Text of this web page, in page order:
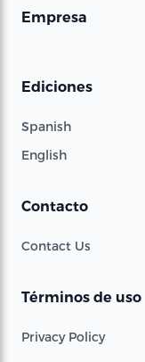
Empresa
Ediciones
Spanish
English
Contacto
Contact Us
Términos de uso
Privacy Policy